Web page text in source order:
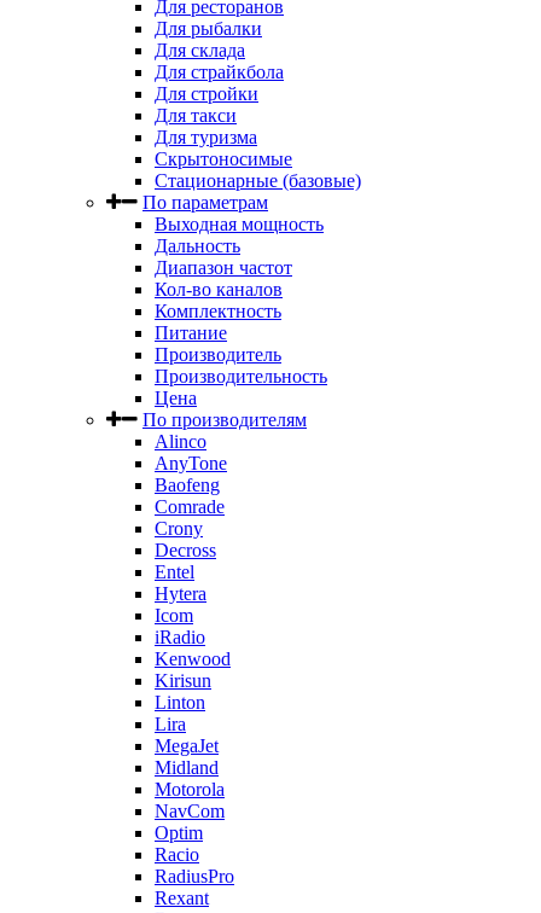
Для ресторанов
Для рыбалки
Для склада
Для страйкбола
Для стройки
Для такси
Для туризма
Скрытоносимые
Стационарные (базовые)
По параметрам
Выходная мощность
Дальность
Диапазон частот
Кол-во каналов
Комплектность
Питание
Производитель
Производительность
Цена
По производителям
Alinco
AnyTone
Baofeng
Comrade
Crony
Decross
Entel
Hytera
Icom
iRadio
Kenwood
Kirisun
Linton
Lira
MegaJet
Midland
Motorola
NavCom
Optim
Racio
RadiusPro
Rexant